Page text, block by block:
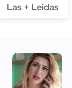
Las + Leídas